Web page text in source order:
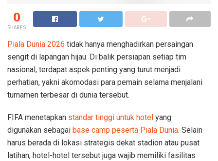
0
SHARES
Piala Dunia 2026 tidak hanya menghadirkan persaingan
sengit di lapangan hijau. Di balik persiapan setiap tim
nasional, terdapat aspek penting yang turut menjadi
perhatian, yakni akomodasi para pemain selama menjalani
turnamen terbesar di dunia tersebut.
FIFA menetapkan standar tinggi untuk hotel yang
digunakan sebagai base camp peserta Piala Dunia. Selain
harus berada di lokasi strategis dekat stadion atau pusat
latihan, hotel-hotel tersebut juga wajib memiliki fasilitas